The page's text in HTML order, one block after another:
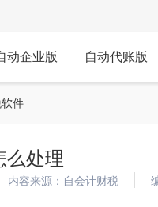
动企业版 自动代账版
件
处理
内容来源：自会计财税